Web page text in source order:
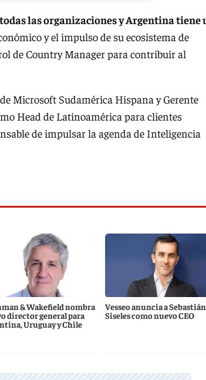
las organizaciones y Argentina tiene
y el impulso de su ecosistema de
de Country Manager para contribuir al
Microsoft Sudamérica Hispana y Gerente
Head de Latinoamérica para clientes
de impulsar la agenda de Inteligencia
& Wakefield nombra
director general para
Uruguay y Chile
Vesseo anuncia a Sebastián
Siseles como nuevo CEO